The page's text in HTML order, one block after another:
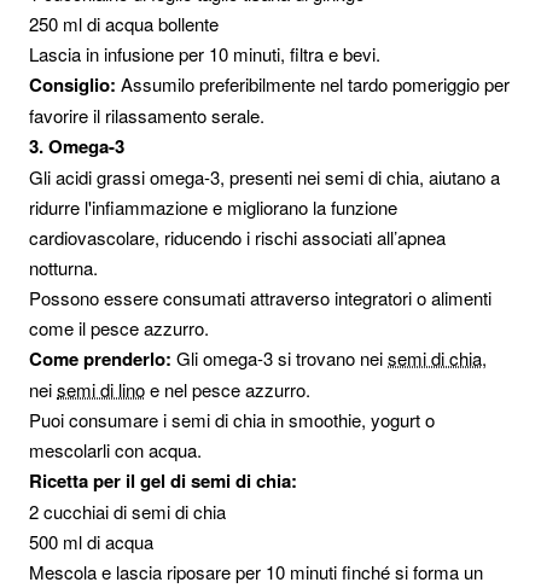
250 ml di acqua bollente
Lascia in infusione per 10 minuti, filtra e bevi.
Consiglio: Assumilo preferibilmente nel tardo pomeriggio per
favorire il rilassamento serale.
3. Omega-3
Gli acidi grassi omega-3, presenti nei semi di chia, aiutano a
ridurre l'infiammazione e migliorano la funzione
cardiovascolare, riducendo i rischi associati all’apnea
notturna.
Possono essere consumati attraverso integratori o alimenti
come il pesce azzurro.
Come prenderlo: Gli omega-3 si trovano neisemi di chia,
neisemi di linoe nel pesce azzurro.
Puoi consumare i semi di chia in smoothie, yogurt o
mescolarli con acqua.
Ricetta per il gel di semi di chia:
2 cucchiai di semi di chia
500 ml di acqua
Mescola e lascia riposare per 10 minuti finché si forma un